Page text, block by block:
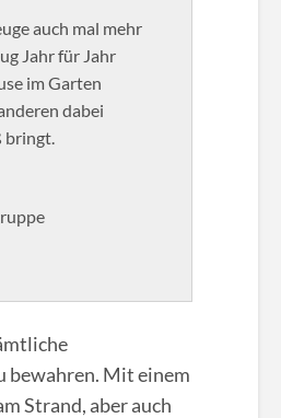
auch mal mehr
Jahr für Jahr
im Garten
dabei
bringt.
bewahren. Mit einem
Strand, aber auch